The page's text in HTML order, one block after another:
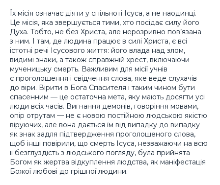
Їх місія означає діяти у спільноті Ісуса, а не наодинці.
Це місія, яка звершується тими, хто посідає силу його
Духа. Тобто, не без Христа, але нерозривно пов’язана
з ним. І там, де людина працює в силі Христа, є всі
істотні речі Ісусового життя: його влада над злом,
видимі знаки, а також справжній хрест, включаючи
мученицьку смерть. Важливим для місії учнів
є проголошення і свідчення слова, яке веде слухачів
до віри. Вірити в Бога Спасителя і таким чином бути
спасенним — це остаточна мета, яку мають досягти усі
люди всіх часів. Вигнання демонів, говоріння мовами,
опір отрутам — не є новою постійною людською якістю
віруючих, але вона дається їм від випадку до випадку
як знак задля підтвердження проголошеного слова,
щоб інші повірили, що смерть Ісуса, незважаючи на всю
її безглуздість з людського погляду, була прийнята
Богом як жертва відкуплення людства, як маніфестація
Божої любові до грішної людини.